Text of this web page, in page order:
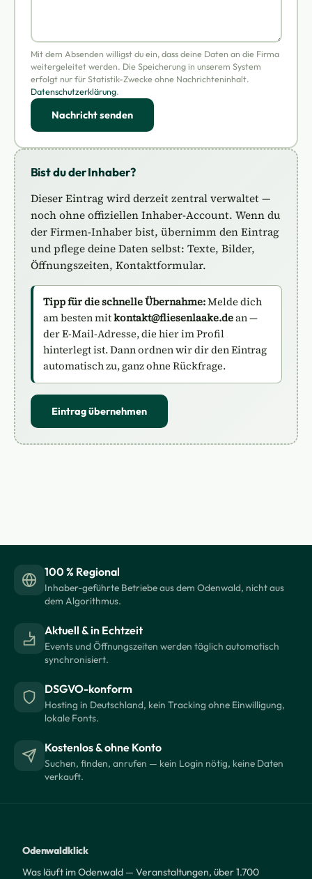
Mit dem Absenden willigst du ein, dass deine Daten an die Firma
weitergeleitet werden. Die Speicherung in unserem System
erfolgt nur für Statistik-Zwecke ohne Nachrichteninhalt.
Datenschutzerklärung.
Nachricht senden
Bist du der Inhaber?
Dieser Eintrag wird derzeit zentral verwaltet —
noch ohne offiziellen Inhaber-Account. Wenn du
der Firmen-Inhaber bist, übernimm den Eintrag
und pflege deine Daten selbst: Texte, Bilder,
Öffnungszeiten, Kontaktformular.
Tipp für die schnelle Übernahme:Melde dich
am besten mitkontakt@fliesenlaake.dean —
der E-Mail-Adresse, die hier im Profil
hinterlegt ist. Dann ordnen wir dir den Eintrag
automatisch zu, ganz ohne Rückfrage.
Eintrag übernehmen
100 % Regional
Inhaber-geführte Betriebe aus dem Odenwald, nicht aus
dem Algorithmus.
Aktuell & in Echtzeit
Events und Öffnungszeiten werden täglich automatisch
synchronisiert.
DSGVO-konform
Hosting in Deutschland, kein Tracking ohne Einwilligung,
lokale Fonts.
Kostenlos & ohne Konto
Suchen, finden, anrufen — kein Login nötig, keine Daten
verkauft.
Odenwaldklick
Was läuft im Odenwald — Veranstaltungen, über 1.700